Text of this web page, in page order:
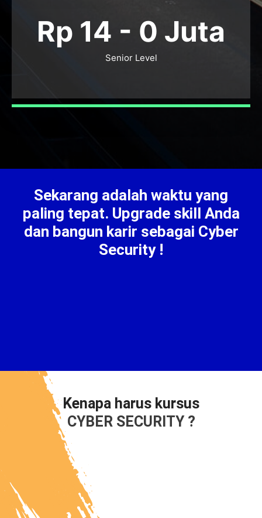
Rp 14 - 0 Juta
Senior Level
Sekarang adalah waktu yang
paling tepat. Upgrade skill Anda
dan bangun karir sebagai Cyber
Security !
Kenapa harus kursus
CYBER SECURITY ?